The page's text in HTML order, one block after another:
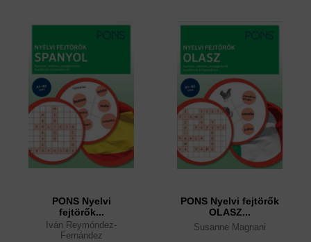
PONS Nyelvi
fejtörők...
Iván Reymóndez-
Fernández
PONS Nyelvi fejtörők
OLASZ...
Susanne Magnani